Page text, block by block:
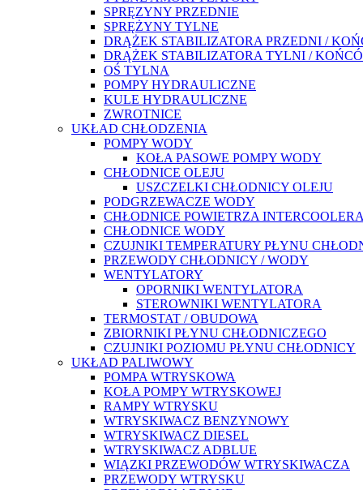
SPRĘZYNY PRZEDNIE
SPRĘŻYNY TYLNE
DRĄŻEK STABILIZATORA PRZEDNI /
DRĄŻEK STABILIZATORA TYLNI /
OŚ TYLNA
POMPY HYDRAULICZNE
KULE HYDRAULICZNE
ZWROTNICE
UKŁAD CHŁODZENIA
POMPY WODY
KOŁA PASOWE POMPY WODY
CHŁODNICE OLEJU
USZCZELKI CHŁODNICY OLEJU
PODGRZEWACZE WODY
CHŁODNICE POWIETRZA INTERCOOLERA
CHŁODNICE WODY
CZUJNIKI TEMPERATURY PŁYNU
PRZEWODY CHŁODNICY / WODY
WENTYLATORY
OPORNIKI WENTYLATORA
STEROWNIKI WENTYLATORA
TERMOSTAT / OBUDOWA
ZBIORNIKI PŁYNU CHŁODNICZEGO
CZUJNIKI POZIOMU PŁYNU CHŁODNICY
UKŁAD PALIWOWY
POMPA WTRYSKOWA
KOŁA POMPY WTRYSKOWEJ
RAMPY WTRYSKU
WTRYSKIWACZ BENZYNOWY
WTRYSKIWACZ DIESEL
WTRYSKIWACZ ADBLUE
WIĄZKI PRZEWODÓW WTRYSKIWACZA
PRZEWODY WTRYSKU